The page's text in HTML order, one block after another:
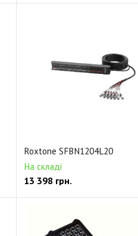
Roxtone SFBN1204L20
На складі
13 398 грн.